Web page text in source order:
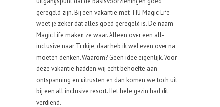
geregeld zijn. Bij een vakantie met TIU Magic Life
weet je zeker dat alles goed geregeld is. De naam
Magic Life maken ze waar. Alleen over een all-
inclusive naar Turkije, daar heb ik wel even over na
moeten denken. Waarom? Geen idee eigenlijk. Voor
deze vakantie hadden wij echt behoefte aan
ontspanning en uitrusten en dan komen we toch uit
bij een all inclusive resort. Het hele gezin had dit
verdiend.